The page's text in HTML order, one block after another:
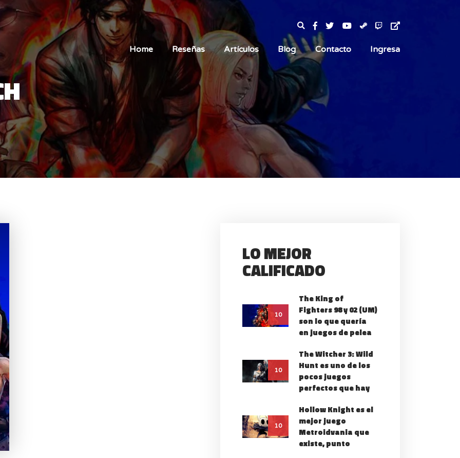
Home Reseñas Artículos Blog Contacto Ingresa
LO MEJOR
CALIFICADO
10
The King of
Fighters 98 y 02 (UM)
son lo que quería
en juegos de pelea
10
The Witcher 3: Wild
Hunt es uno de los
pocos juegos
perfectos que hay
10
Hollow Knight es el
mejor juego
Metroidvania que
existe, punto